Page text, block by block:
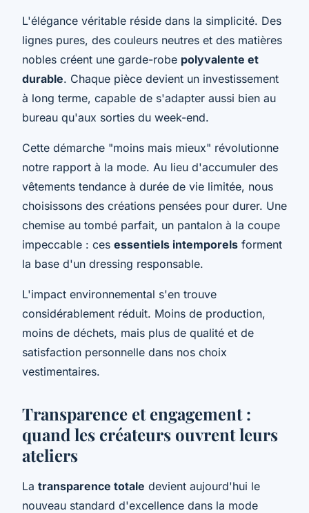
L'élégance véritable réside dans la simplicité. Des
lignes pures, des couleurs neutres et des matières
nobles créent une garde-robe polyvalente et
durable. Chaque pièce devient un investissement
à long terme, capable de s'adapter aussi bien au
bureau qu'aux sorties du week-end.
Cette démarche "moins mais mieux" révolutionne
notre rapport à la mode. Au lieu d'accumuler des
vêtements tendance à durée de vie limitée, nous
choisissons des créations pensées pour durer. Une
chemise au tombé parfait, un pantalon à la coupe
impeccable : ces essentiels intemporels forment
la base d'un dressing responsable.
L'impact environnemental s'en trouve
considérablement réduit. Moins de production,
moins de déchets, mais plus de qualité et de
satisfaction personnelle dans nos choix
vestimentaires.
Transparence et engagement :
quand les créateurs ouvrent leurs
ateliers
La transparence totale devient aujourd'hui le
nouveau standard d'excellence dans la mode